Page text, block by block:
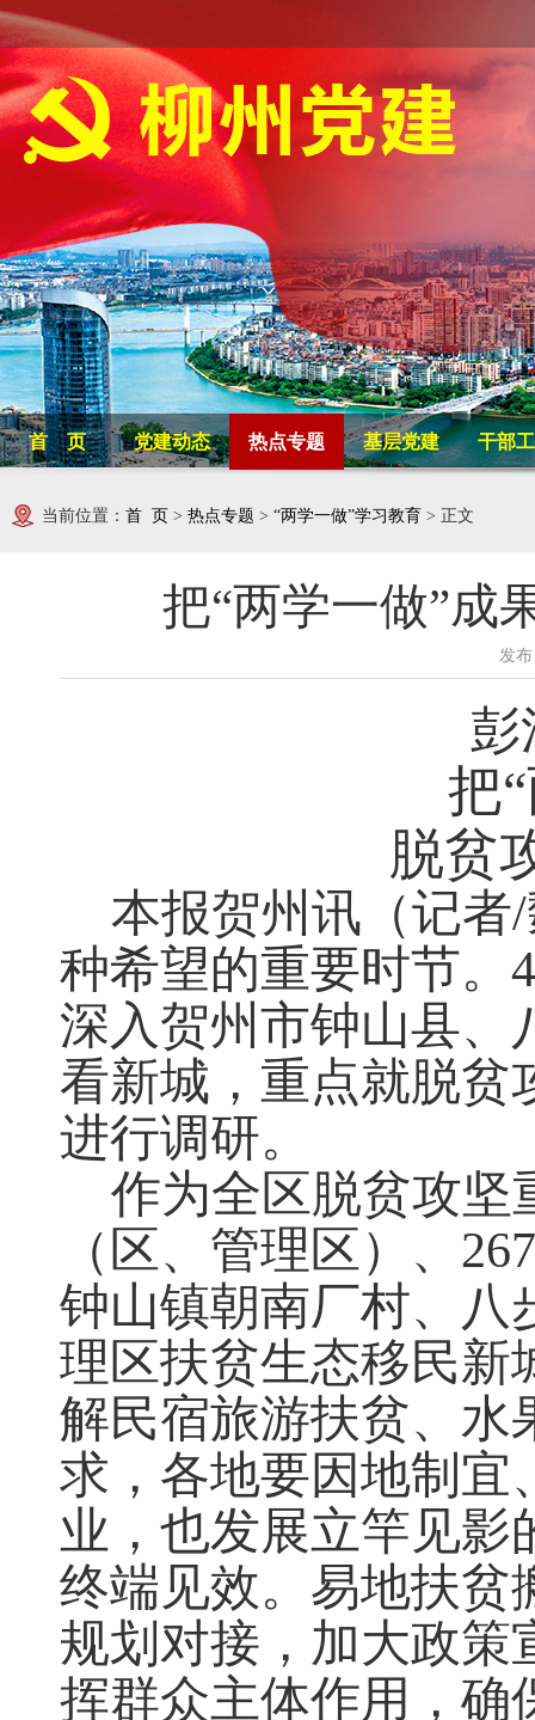
首 页 党建动态 热点专题 基层党建 干部
当前位置： 首 页 > 热点专题 > “两学一做”学习教育 > 正文
把“两学一做”成
发
彭
把
脱贫
本报贺州讯（记者/
种希望的重要时节。 4
深入贺州市钟山县、
看新城，重点就脱贫
进行调研。
作为全区脱贫攻坚
（区、管理区）、 267
钟山镇朝南厂村、八
理区扶贫生态移民新
解民宿旅游扶贫、水
求，各地要因地制宜
业，也发展立竿见影
终端见效。易地扶贫
规划对接，加大政策
挥群众主体作用，确